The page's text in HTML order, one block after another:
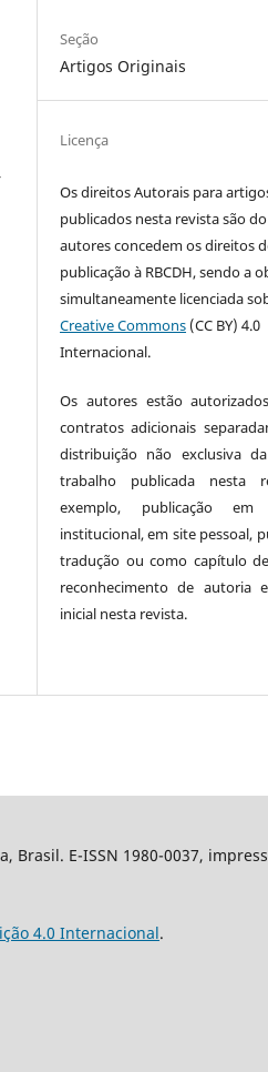
Seção
Artigos Originais
Licença
Os direitos Autorais para
publicados nesta revista são
autores concedem os direitos
publicação à RBCDH, sendo a
simultaneamente licenciada
Creative Commons (CC BY) 4.0
Internacional.
Os autores estão
contratos adicionais
distribuição não exclusiva
trabalho publicada nesta
exemplo, publicação em
institucional, em site pessoal,
tradução ou como capítulo
reconhecimento de autoria
inicial nesta revista.
E-ISSN 1980-0037,
4.0 Internacional.